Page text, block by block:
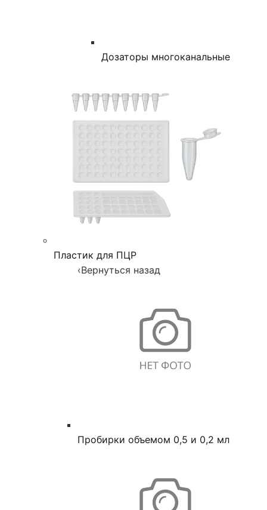
Дозаторы многоканальные
Пластик для ПЦР
‹Вернуться назад
Пробирки объемом 0,5 и 0,2 мл